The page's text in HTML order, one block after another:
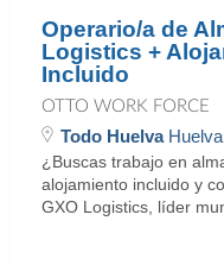
Operario/a de
Logistics +
Incluido
OTTO WORK FORCE
Todo HuelvaHuelva
¿Buscas trabajo en
alojamiento incluido y
GXO Logistics, líder